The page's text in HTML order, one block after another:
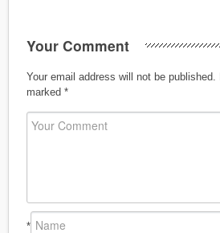
Your Comment
Your email address will not be published.
marked *
*